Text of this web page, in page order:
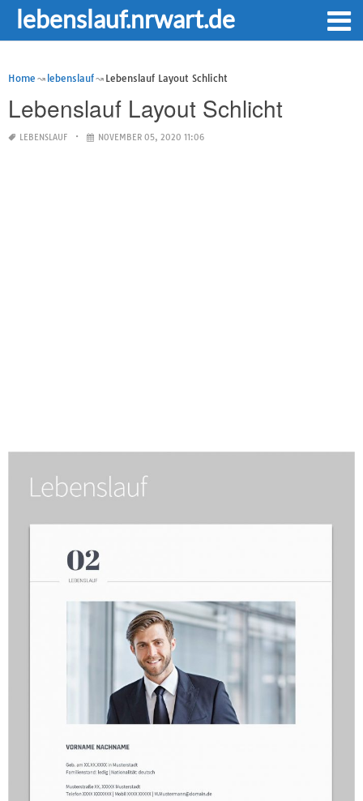
lebenslauf.nrwart.de
Home lebenslauf Lebenslauf Layout Schlicht
Lebenslauf Layout Schlicht
LEBENSLAUF NOVEMBER 05, 2020 11:06